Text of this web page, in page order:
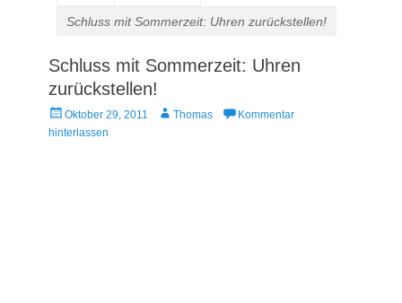
Schluss mit Sommerzeit: Uhren zurückstellen!
Schluss mit Sommerzeit: Uhren
zurückstellen!
Veröffentlicht
am
Oktober 29, 2011 AutorThomas
Kommentar
hinterlassen